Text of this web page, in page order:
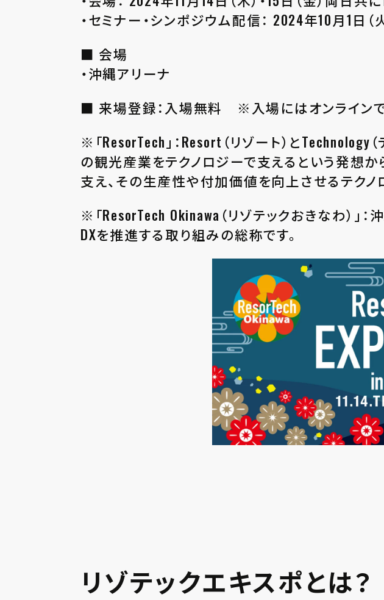
・セミナー・シンポジウム配信： 2024年10月1日（
■ 会場
・沖縄アリーナ
■ 来場登録：入場無料 ※入場にはオンラインで
※「ResorTech」：Resort（リゾート）と
の観光産業をテクノロジーで支えるという発想か
支え、その生産性や付加価値を向上させるテクノ
※「ResorTech Okinawa（リゾテックおきなわ）」
DXを推進する取り組みの総称です。
リゾテックエキスポとは？